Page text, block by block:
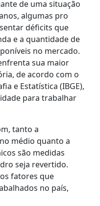
de uma situação
algumas pro
déficits que
e a quantidade de
no mercado.
sua maior
de acordo com o
e Estatística (IBGE),
para trabalhar
tanto a
médio quanto a
são medidas
seja revertido.
fatores que
no país,